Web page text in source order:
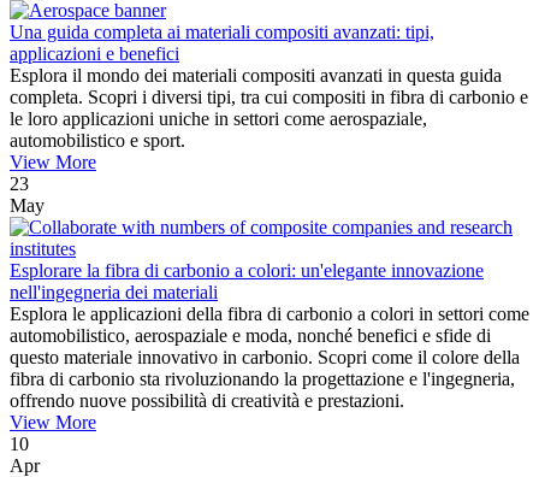
Una guida completa ai materiali compositi avanzati: tipi,
applicazioni e benefici
Esplora il mondo dei materiali compositi avanzati in questa guida
completa. Scopri i diversi tipi, tra cui compositi in fibra di carbonio e
le loro applicazioni uniche in settori come aerospaziale,
automobilistico e sport.
View More
23
May
Esplorare la fibra di carbonio a colori: un'elegante innovazione
nell'ingegneria dei materiali
Esplora le applicazioni della fibra di carbonio a colori in settori come
automobilistico, aerospaziale e moda, nonché benefici e sfide di
questo materiale innovativo in carbonio. Scopri come il colore della
fibra di carbonio sta rivoluzionando la progettazione e l'ingegneria,
offrendo nuove possibilità di creatività e prestazioni.
View More
10
Apr